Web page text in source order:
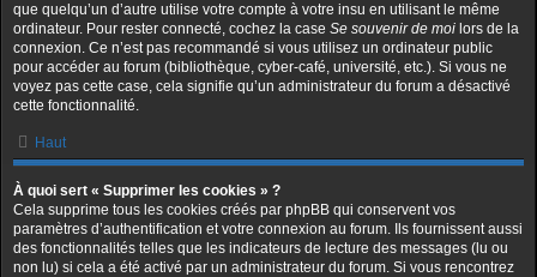
que quelqu’un d’autre utilise votre compte à votre insu en utilisant le même
ordinateur. Pour rester connecté, cochez la case Se souvenir de moi lors de la
connexion. Ce n’est pas recommandé si vous utilisez un ordinateur public
pour accéder au forum (bibliothèque, cyber-café, université, etc.). Si vous ne
voyez pas cette case, cela signifie qu’un administrateur du forum a désactivé
cette fonctionnalité.
Haut
À quoi sert « Supprimer les cookies » ?
Cela supprime tous les cookies créés par phpBB qui conservent vos
paramètres d’authentification et votre connexion au forum. Ils fournissent aussi
des fonctionnalités telles que les indicateurs de lecture des messages (lu ou
non lu) si cela a été activé par un administrateur du forum. Si vous rencontrez